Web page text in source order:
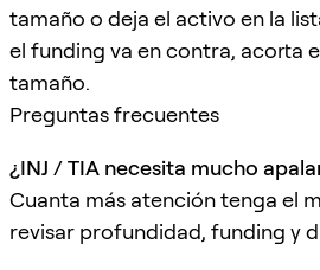
tamaño o deja el activo en la
el funding va en contra, acorta
tamaño.
Preguntas frecuentes
¿INJ / TIA necesita mucho
Cuanta más atención tenga el
revisar profundidad, funding y